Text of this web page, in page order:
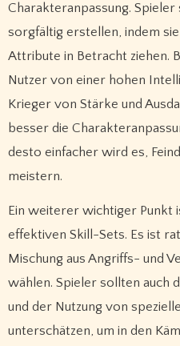
Charakteranpassung.
sorgfältig erstellen, indem
Attribute in Betracht ziehen.
Nutzer von einer hohen
Krieger von Stärke und
besser die
desto einfacher wird es,
meistern.
Ein weiterer wichtiger Punkt
effektiven Skill-Sets. Es ist
Mischung aus Angriffs- und
wählen. Spieler sollten auch
und der Nutzung von
unterschätzen, um in den